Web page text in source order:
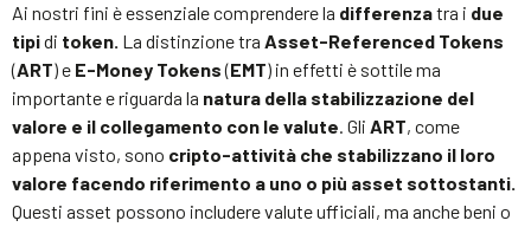
Ai nostri fini è essenziale comprendere la differenzatra i due
tipidi token. La distinzione tra Asset-Referenced Tokens
(ART) e E-Money Tokens(EMT) in effetti è sottile ma
importante e riguarda la natura della stabilizzazione del
valore e il collegamento con le valute. Gli ART, come
appena visto, sono cripto-attività che stabilizzano il loro
valore facendo riferimento a uno o più asset sottostanti.
Questi asset possono includere valute ufficiali, ma anche beni o